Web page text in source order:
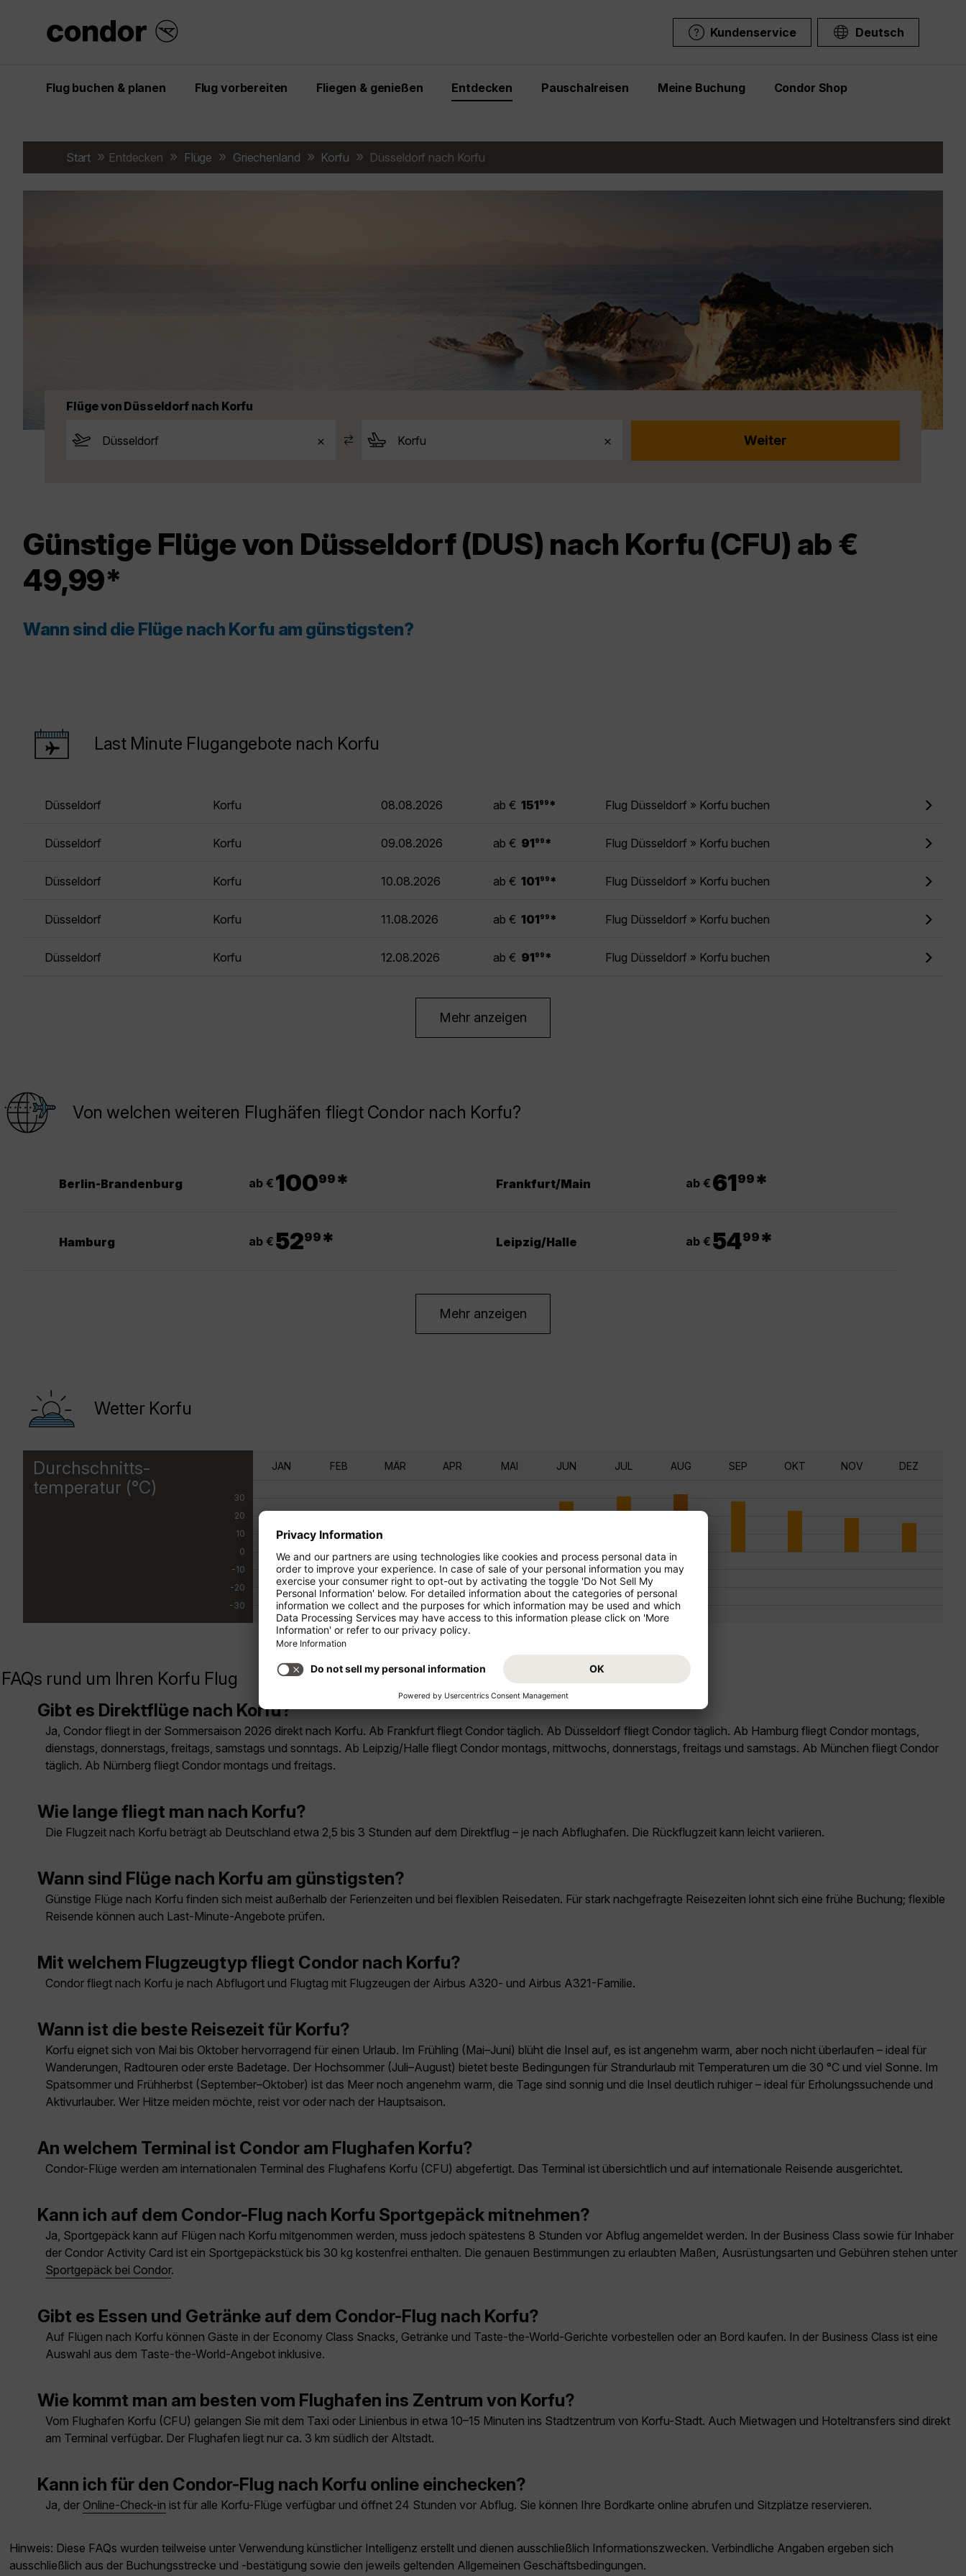
Kundenservice Deutsch
Flug buchen & planen Flug vorbereiten Fliegen & genießen Entdecken Pauschalreisen Meine Buchung Condor Shop
Start Entdecken Flüge Griechenland Korfu Düsseldorf nach Korfu
Flüge von Düsseldorf nach Korfu
Günstige Flüge von Düsseldorf (DUS) nach Korfu (CFU) ab €
49,99*
Wann sind die Flüge nach Korfu am günstigsten?
Last Minute Flugangebote nach Korfu
Düsseldorf Korfu 08.08.2026 ab € 151 99 * Flug Düsseldorf » Korfu buchen
Düsseldorf Korfu 09.08.2026 ab € 91 99 * Flug Düsseldorf » Korfu buchen
Düsseldorf Korfu 10.08.2026 ab € 101 99 * Flug Düsseldorf » Korfu buchen
Düsseldorf Korfu 11.08.2026 ab € 101 99 * Flug Düsseldorf » Korfu buchen
Düsseldorf Korfu 12.08.2026 ab € 91 99 * Flug Düsseldorf » Korfu buchen
Mehr anzeigen
Von welchen weiteren Flughäfen fliegt Condor nach Korfu?
Berlin-Brandenburg ab € 10099 * Frankfurt/Main ab € 6199 *
Hamburg ab € 5299 * Leipzig/Halle ab € 5499 *
Mehr anzeigen
Wetter Korfu
Durchschnitts-
temperatur (°C)
30
20
10
0
-10
-20
-30
JAN FEB MÄR APR MAI JUN JUL AUG SEP OKT NOV DEZ
FAQs rund um Ihren Korfu Flug
Gibt es Direktflüge nach Korfu?
Ja, Condor fliegt in der Sommersaison 2026 direkt nach Korfu. Ab Frankfurt fliegt Condor täglich. Ab Düsseldorf fliegt Condor täglich. Ab Hamburg fliegt Condor montags,
dienstags, donnerstags, freitags, samstags und sonntags. Ab Leipzig/Halle fliegt Condor montags, mittwochs, donnerstags, freitags und samstags. Ab München fliegt Condor
täglich. Ab Nürnberg fliegt Condor montags und freitags.
Wie lange fliegt man nach Korfu?
Die Flugzeit nach Korfu beträgt ab Deutschland etwa 2,5 bis 3 Stunden auf dem Direktflug – je nach Abflughafen. Die Rückflugzeit kann leicht variieren.
Wann sind Flüge nach Korfu am günstigsten?
Günstige Flüge nach Korfu finden sich meist außerhalb der Ferienzeiten und bei flexiblen Reisedaten. Für stark nachgefragte Reisezeiten lohnt sich eine frühe Buchung; flexible
Reisende können auch Last-Minute-Angebote prüfen.
Mit welchem Flugzeugtyp fliegt Condor nach Korfu?
Condor fliegt nach Korfu je nach Abflugort und Flugtag mit Flugzeugen der Airbus A320- und Airbus A321-Familie.
Wann ist die beste Reisezeit für Korfu?
Korfu eignet sich von Mai bis Oktober hervorragend für einen Urlaub. Im Frühling (Mai–Juni) blüht die Insel auf, es ist angenehm warm, aber noch nicht überlaufen – ideal für
Wanderungen, Radtouren oder erste Badetage. Der Hochsommer (Juli–August) bietet beste Bedingungen für Strandurlaub mit Temperaturen um die 30 °C und viel Sonne. Im
Spätsommer und Frühherbst (September–Oktober) ist das Meer noch angenehm warm, die Tage sind sonnig und die Insel deutlich ruhiger – ideal für Erholungssuchende und
Aktivurlauber. Wer Hitze meiden möchte, reist vor oder nach der Hauptsaison.
An welchem Terminal ist Condor am Flughafen Korfu?
Condor-Flüge werden am internationalen Terminal des Flughafens Korfu (CFU) abgefertigt. Das Terminal ist übersichtlich und auf internationale Reisende ausgerichtet.
Kann ich auf dem Condor-Flug nach Korfu Sportgepäck mitnehmen?
Ja, Sportgepäck kann auf Flügen nach Korfu mitgenommen werden, muss jedoch spätestens 8 Stunden vor Abflug angemeldet werden. In der Business Class sowie für Inhaber
der Condor Activity Card ist ein Sportgepäckstück bis 30 kg kostenfrei enthalten. Die genauen Bestimmungen zu erlaubten Maßen, Ausrüstungsarten und Gebühren stehen unter
Sportgepäck bei Condor.
Gibt es Essen und Getränke auf dem Condor-Flug nach Korfu?
Auf Flügen nach Korfu können Gäste in der Economy Class Snacks, Getränke und Taste-the-World-Gerichte vorbestellen oder an Bord kaufen. In der Business Class ist eine
Auswahl aus dem Taste-the-World-Angebot inklusive.
Wie kommt man am besten vom Flughafen ins Zentrum von Korfu?
Vom Flughafen Korfu (CFU) gelangen Sie mit dem Taxi oder Linienbus in etwa 10–15 Minuten ins Stadtzentrum von Korfu-Stadt. Auch Mietwagen und Hoteltransfers sind direkt
am Terminal verfügbar. Der Flughafen liegt nur ca. 3 km südlich der Altstadt.
Kann ich für den Condor-Flug nach Korfu online einchecken?
Ja, der Online-Check-in ist für alle Korfu-Flüge verfügbar und öffnet 24 Stunden vor Abflug. Sie können Ihre Bordkarte online abrufen und Sitzplätze reservieren.
Hinweis: Diese FAQs wurden teilweise unter Verwendung künstlicher Intelligenz erstellt und dienen ausschließlich Informationszwecken. Verbindliche Angaben ergeben sich
ausschließlich aus der Buchungsstrecke und -bestätigung sowie den jeweils geltenden Allgemeinen Geschäftsbedingungen.